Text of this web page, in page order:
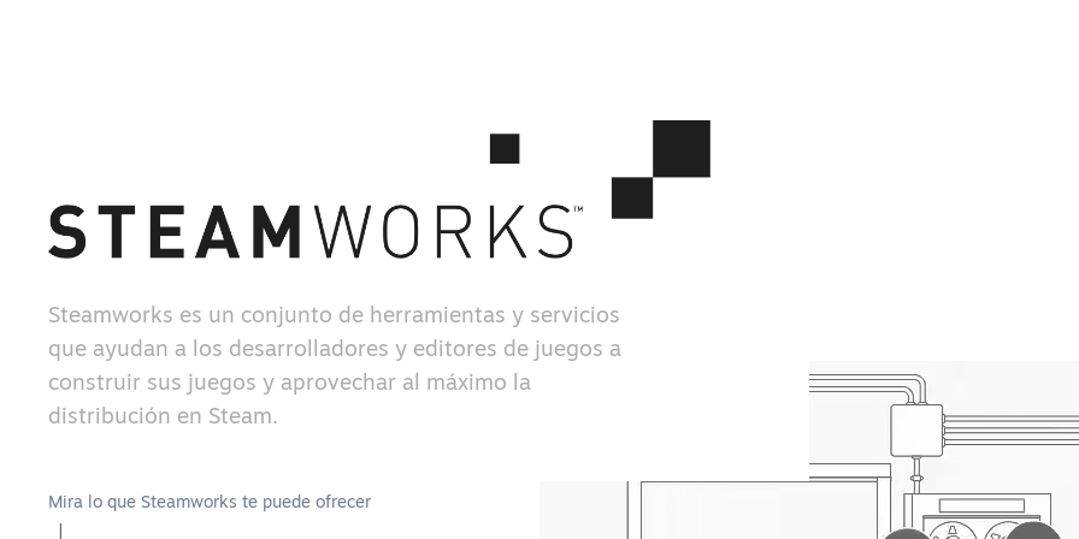
Steamworks es un conjunto de herramientas y servicios
que ayudan a los desarrolladores y editores de juegos a
construir sus juegos y aprovechar al máximo la
distribución en Steam.
Mira lo que Steamworks te puede ofrecer